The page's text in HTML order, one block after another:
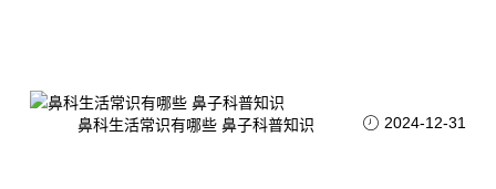
鼻科生活常识有哪些 鼻子科普知识 2024-12-31